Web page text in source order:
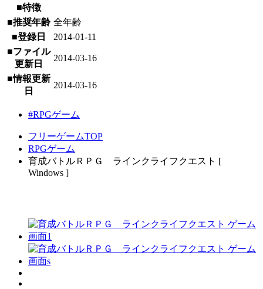
■特徴
■推奨年齢 全年齢
■登録日
2014-01-11
■ファイル
更新日
2014-03-16
■情報更新
日
2014-03-16
#RPGゲーム
フリーゲームTOP
RPGゲーム
育成バトルＲＰＧ ラインクライフクエスト [
Windows ]